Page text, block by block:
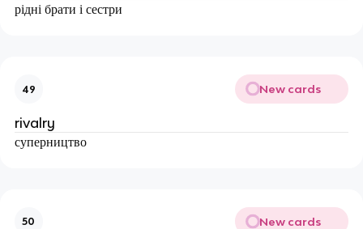
рідні брати і сестри
49 New cards
rivalry
суперництво
50 New cards